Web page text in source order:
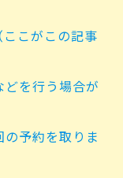
こがこの記事
を行う場合が
予約を取りま